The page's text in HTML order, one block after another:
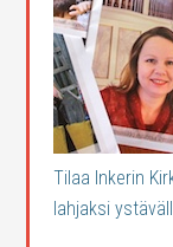
Tilaa Inkerin
lahjaksi